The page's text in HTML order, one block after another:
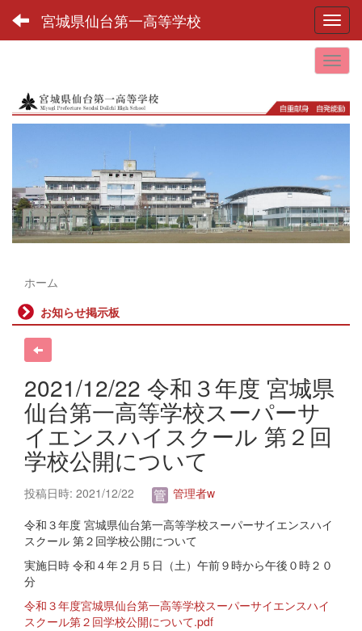
宮城県仙台第一高等学校
ホーム
お知らせ掲示板
2021/12/22 令和３年度 宮城県
仙台第一高等学校スーパーサ
イエンスハイスクール 第２回
学校公開について
投稿日時: 2021/12/22
管理者w
令和３年度 宮城県仙台第一高等学校スーパーサイエンスハイ
スクール 第２回学校公開について
実施日時 令和４年２月５日（土）午前９時から午後０時２０
分
令和３年度宮城県仙台第一高等学校スーパーサイエンスハイ
スクール第２回学校公開について.pdf